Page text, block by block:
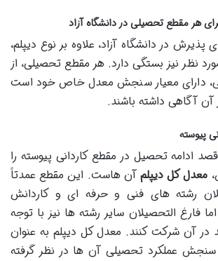
هر مقطع تحصیلی در دانشگاه آزاد
در دانشگاه آزاد، علاوه بر نوع دیپلم،
نظر نیز بستگی دارد. هر مقطع تحصیلی، از
دارای معیار سنجش معدل خاص خود است
آن آگاهی داشته باشند.
پیوسته
ادامه تحصیل در مقطع کاردانی پیوسته را
معدل کل دیپلم آن هاست. این مقطع عمدتاً
رشته های فنی و حرفه ای و کاردانش
فارغ التحصیلان سایر رشته ها نیز با توجه
در آن شرکت کنند. معدل کل دیپلم به عنوان
سنجش عملکرد تحصیلی آن ها در نظر گرفته